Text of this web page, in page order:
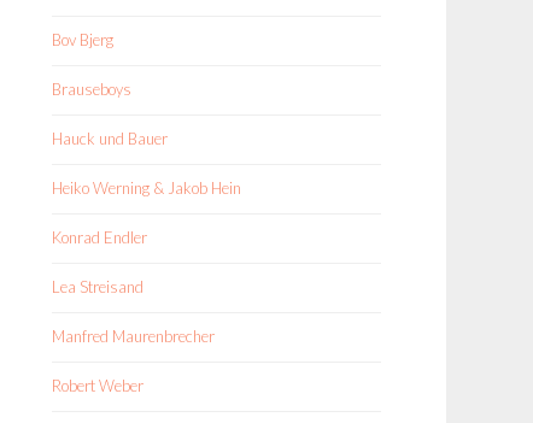
Bov Bjerg
Brauseboys
Hauck und Bauer
Heiko Werning & Jakob Hein
Konrad Endler
Lea Streisand
Manfred Maurenbrecher
Robert Weber